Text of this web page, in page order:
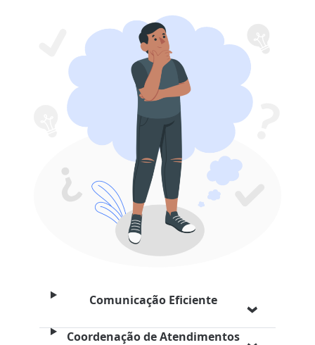
Comunicação Eficiente
Coordenação de Atendimentos